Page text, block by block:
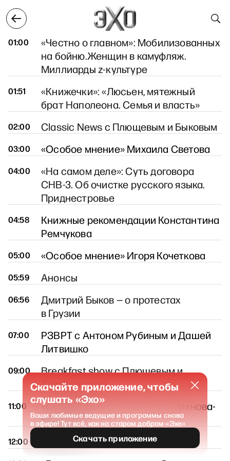
марта 14 марта
14 марта
01:00
«Честно о главном»: Мобилизованных
на бойню.Женщин в камуфляж.
Миллиарды z-культуре
01:51
«Книжечки»: «Люсьен, мятежный
брат Наполеона. Семья и власть»
02:00 Classic News с Плющевым и Быковым
03:00 «Особое мнение» Михаила Светова
04:00
«На самом деле»: Суть договора
СНВ-3. Об очистке русского языка.
Приднестровье
04:58
Книжные рекомендации Константина
Ремчукова
05:00 «Особое мнение» Игоря Кочеткова
05:59 Анонсы
06:56
Дмитрий Быков — о протестах
в Грузии
07:00
РЗВРТ с Антоном Рубиным и Дашей
Литвишко
09:00
Breakfast show с Плющевым и
Фельгенгауэр
11:00
«Особое мнение» Григория Михнова-
Вайтенко
12:00 Новости
Скачайте приложение, чтобы
слушать «Эхо»
Ваши любимые ведущие и программы снова
в эфире! Тут всё, как на старом добром «Эхе»
Скачать приложение